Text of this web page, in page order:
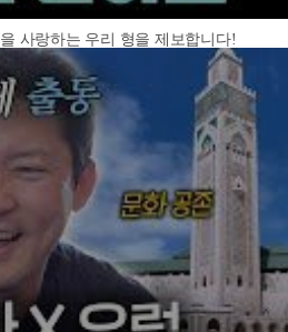
사랑하는 우리 형을 제보합니다!